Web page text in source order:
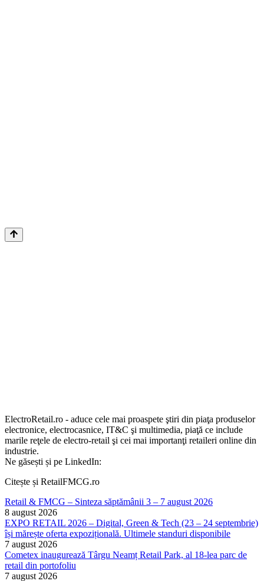
ElectroRetail.ro - aduce cele mai proaspete ştiri din piaţa produselor
electronice, electrocasnice, IT&C şi multimedia, piaţă ce include
marile reţele de electro-retail şi cei mai importanţi retaileri online din
industrie.
Ne găsești și pe LinkedIn:
Citește și RetailFMCG.ro
Retail & FMCG – Sinteza săptămânii 3 – 7 august 2026
8 august 2026
EXPO RETAIL 2026 – Digital, Green & Tech (23 – 24 septembrie)
își mărește oferta expozițională. Ultimele standuri disponibile
7 august 2026
Cometex inaugurează Târgu Neamț Retail Park, al 18-lea parc de
retail din portofoliu
7 august 2026